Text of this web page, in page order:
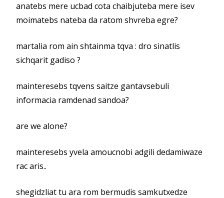
anatebs mere ucbad cota chaibjuteba mere isev
moimatebs nateba da ratom shvreba egre?
martalia rom ain shtainma tqva : dro sinatlis
sichqarit gadiso ?
mainteresebs tqvens saitze gantavsebuli
informacia ramdenad sandoa?
are we alone?
mainteresebs yvela amoucnobi adgili dedamiwaze
rac aris..
shegidzliat tu ara rom bermudis samkutxedze